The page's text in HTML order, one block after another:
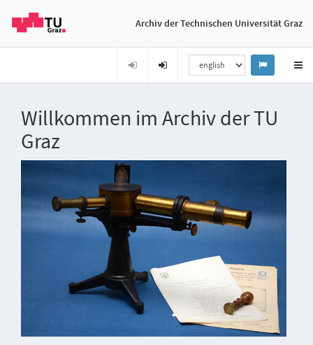
Archiv der Technischen Universität Graz
Willkommen im Archiv der TU
Graz